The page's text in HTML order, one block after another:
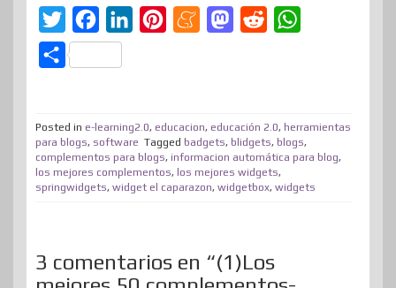
w
t
e
r
a
c
b
o
o
e
d
I
e
r
e
M
a
m
e
M
o
d
o
i
t
s
A
C
p
a
r
r
Posted in e-learning2.0, educacion, educación 2.0, herramientas
para blogs, software Tagged badgets, blidgets, blogs,
complementos para blogs, informacion automática para blog,
los mejores complementos, los mejores widgets,
springwidgets, widget el caparazon, widgetbox, widgets
3 comentarios en “(1)Los